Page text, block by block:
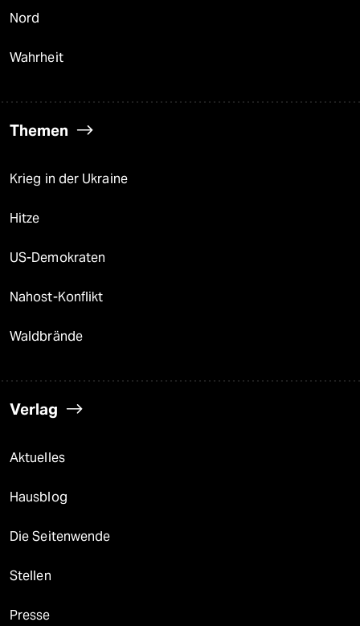
Nord
Wahrheit
Themen
Krieg in der Ukraine
Hitze
US-Demokraten
Nahost-Konflikt
Waldbrände
Verlag
Aktuelles
Hausblog
Die Seitenwende
Stellen
Presse